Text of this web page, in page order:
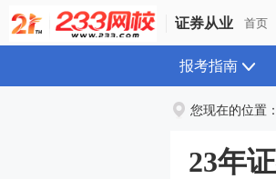
证券从业 首页
证券从业 首页
报考指南
您现在的位置：
23年